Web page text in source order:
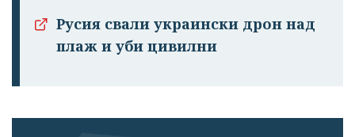
Русия свали украински дрон над
плаж и уби цивилни